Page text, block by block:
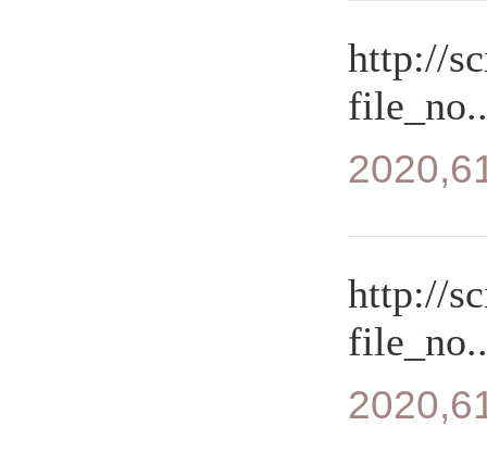
http://
http://